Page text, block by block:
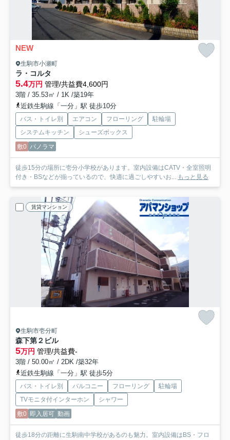
NEW
生駒市小瀬町
ラ・コルタ
5.4万円 管理/共益費4,600円
3階 / 35.53㎡ / 1K /築19年
近鉄生駒線「一分」駅 徒歩10分
バス・トイレ別 エアコン フローリング
駐輪場
システムキッチン
シューズボックス
敷0 パノラマ
徒歩15分の場所に壱分小学校があります。室内設備はCATV・全室照明
付き・BSなどが揃っているので、快適に過ごしやすいお... もっと見る
賃貸マンション
生駒市壱分町
森下第２ビル
5万円 管理/共益費-
3階 / 50.00㎡ / 2DK /築32年
近鉄生駒線「一分」駅 徒歩5分
バス・トイレ別 バルコニー フローリング
駐輪場
TVモニタ付インターホン
シャワー
敷0 即入居可 動画
徒歩18分の距離に生駒南中学校があるのも魅力。室内設備はBS・フロ